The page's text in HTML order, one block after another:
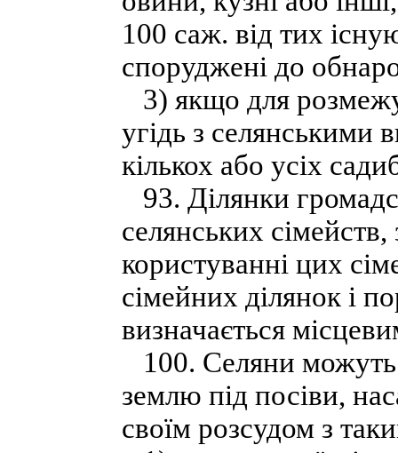
100 саж. від тих
споруджені до
3) якщо для
угідь з селянськими
кількох або усіх
93. Ділянки
селянських
користуванні цих
сімейних ділянок і
визначається
100. Селяни можуть
землю під посіви,
своїм розсудом з